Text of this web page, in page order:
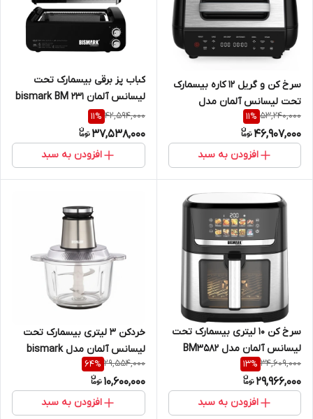
سرخ کن و گریل 12 کاره بیسمارک
تحت لیسانس آلمان مدل
BM230 bismark
53,240,000
11%
46,907,000
افزودن به سبد
کباب پز برقی بیسمارک تحت
لیسانس آلمان bismark BM 231
42,594,000
11%
37,538,000
افزودن به سبد
سرخ‌ کن 10 لیتری بیسمارک تحت
لیسانس آلمان مدل BM3582
bismark
34,609,000
13%
29,966,000
افزودن به سبد
خردکن 3 لیتری بیسمارک تحت
لیسانس آلمان مدل bismark
BMC500
29,554,000
64%
10,600,000
افزودن به سبد